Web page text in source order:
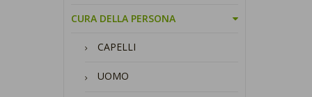
CURA DELLA PERSONA
CAPELLI
UOMO